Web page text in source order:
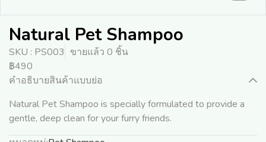
Natural Pet Shampoo
SKU : PS003 ขายแล้ว 0 ชิ้น
฿490
คำอธิบายสินค้าแบบย่อ
Natural Pet Shampoo is specially formulated to provide a
gentle, deep clean for your furry friends.